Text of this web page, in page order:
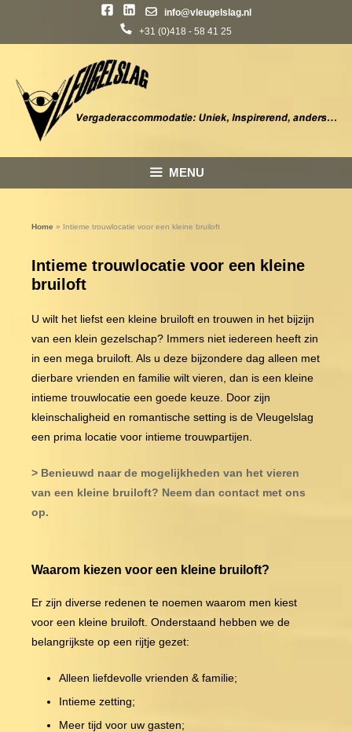
info@vleugelslag.nl
+31 (0)418 - 58 41 25
inhoud
MENU
Home » Intieme trouwlocatie voor een kleine bruiloft
Intieme trouwlocatie voor een kleine
bruiloft
U wilt het liefst een kleine bruiloft en trouwen in het bijzijn
van een klein gezelschap? Immers niet iedereen heeft zin
in een mega bruiloft. Als u deze bijzondere dag alleen met
dierbare vrienden en familie wilt vieren, dan is een kleine
intieme trouwlocatie een goede keuze. Door zijn
kleinschaligheid en romantische setting is de Vleugelslag
een prima locatie voor intieme trouwpartijen.
> Benieuwd naar de mogelijkheden van het vieren
van een kleine bruiloft? Neem dan contact met ons
op.
Waarom kiezen voor een kleine bruiloft?
Er zijn diverse redenen te noemen waarom men kiest
voor een kleine bruiloft. Onderstaand hebben we de
belangrijkste op een rijtje gezet:
Alleen liefdevolle vrienden & familie;
Intieme zetting;
Meer tijd voor uw gasten;